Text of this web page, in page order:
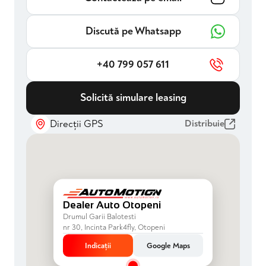
Discută pe Whatsapp
+40 799 057 611
Solicită simulare leasing
Direcții GPS Distribuie
Dealer Auto Otopeni
Drumul Garii Balotesti
nr 30, Incinta Park4fly, Otopeni
Indicații
Google Maps